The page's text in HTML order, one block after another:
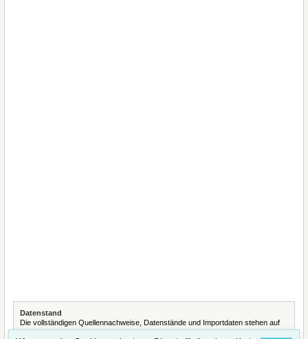
Datenstand
Die vollständigen Quellennachweise, Datenstände und Importdaten stehen auf
der SeiteQuellennachweise und Datenimporte.